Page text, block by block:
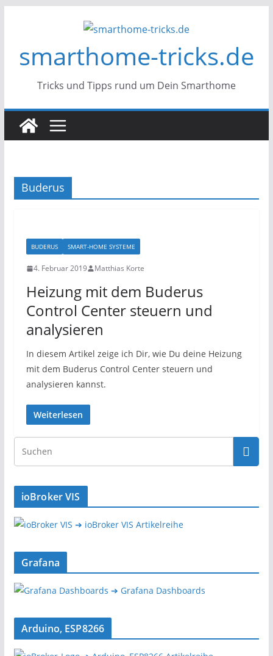
smarthome-tricks.de
Tricks und Tipps rund um Dein Smarthome
Buderus
BUDERUS SMART-HOME SYSTEME
4. Februar 2019 Matthias Korte
Heizung mit dem Buderus
Control Center steuern und
analysieren
In diesem Artikel zeige ich Dir, wie Du deine Heizung
mit dem Buderus Control Center steuern und
analysieren kannst.
Weiterlesen
ioBroker VIS
➔ ioBroker VIS Artikelreihe
Grafana
➔ Grafana Dashboards
Arduino, ESP8266